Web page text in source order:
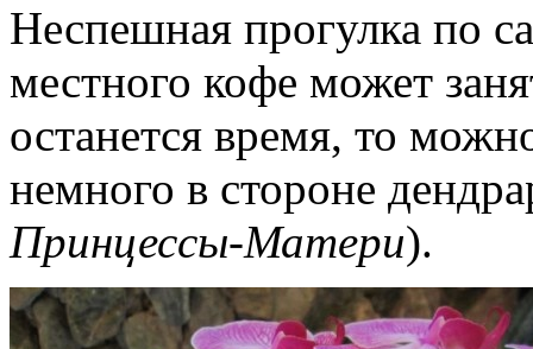
Неспешная прогулка по
местного кофе может
останется время, то
немного в стороне
Принцессы-Матери).